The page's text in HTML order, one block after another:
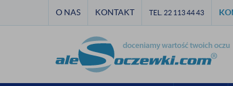
O NAS KONTAKT TEL. 22 113 44 43